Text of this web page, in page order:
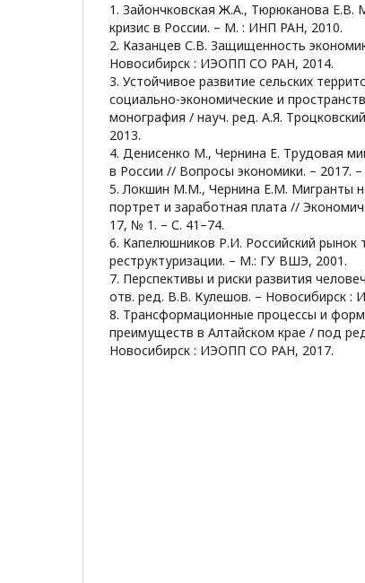
1. Зайончковская Ж.А., Тюрюканова Е.В.
кризис в России. – M. : ИНП РАН, 2010.
2. Казанцев С.В. Защищенность
Новосибирск : ИЭОПП СО РАН, 2014.
3. Устойчивое развитие сельских
социально-экономические и
монография / науч. ред. А.Я.
2013.
4. Денисенко М., Чернина Е. Трудовая
в России // Вопросы экономики. – 2017.
5. Локшин М.М., Чернина Е.М. Мигранты
портрет и заработная плата //
17, № 1. – С. 41–74.
6. Капелюшников Р.И. Российский рынок
реструктуризации. – M.: ГУ ВШЭ, 2001.
7. Перспективы и риски развития
отв. ред. В.В. Кулешов. – Новосибирск :
8. Трансформационные процессы и
преимуществ в Алтайском крае / под
Новосибирск : ИЭОПП СО РАН, 2017.